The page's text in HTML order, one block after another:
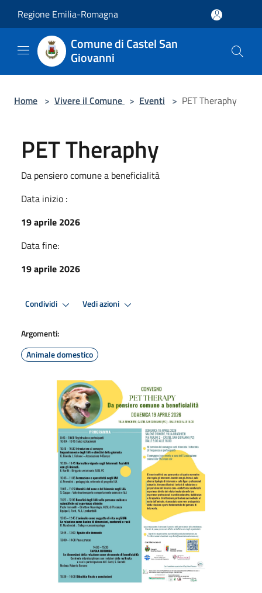
Regione Emilia-Romagna
Comune di Castel San
Giovanni
Home > Vivere il Comune > Eventi > PET Theraphy
PET Theraphy
Da pensiero comune a beneficialità
Data inizio :
19 aprile 2026
Data fine:
19 aprile 2026
Condividi Vedi azioni
Argomenti:
Animale domestico